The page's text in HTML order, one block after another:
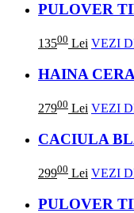
PULOVER
13500 Lei VEZI
HAINA
27900 Lei VEZI
CACIULA
29900 Lei VEZI
PULOVER